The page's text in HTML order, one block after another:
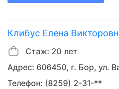
Клибус Елена
Стаж: 20 лет
Адрес: 606450, г. Бор, ул.
Телефон: (8259) 2-31-**